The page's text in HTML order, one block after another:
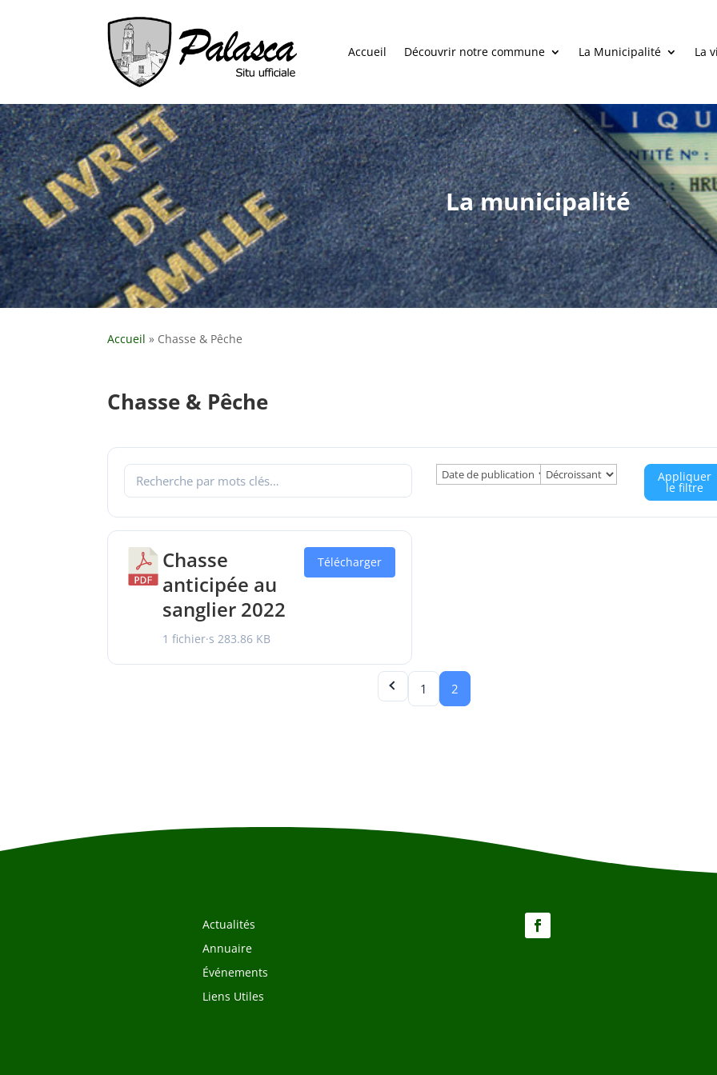
Accueil Découvrir notre commune La Municipalité La
La municipalité
Accueil » Chasse & Pêche
Chasse & Pêche
Appliquer
le filtre
Chasse
anticipée au
sanglier 2022
1 fichier·s283.86 KB
Télécharger
1 2
Actualités
Annuaire
Événements
Liens Utiles